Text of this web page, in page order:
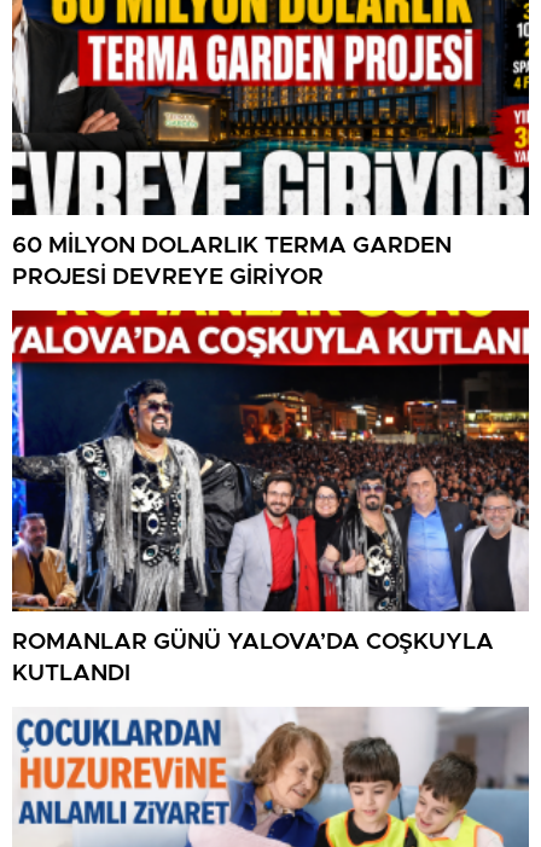
60 MİLYON DOLARLIK TERMA GARDEN
PROJESİ DEVREYE GİRİYOR
ROMANLAR GÜNÜ YALOVA’DA COŞKUYLA
KUTLANDI